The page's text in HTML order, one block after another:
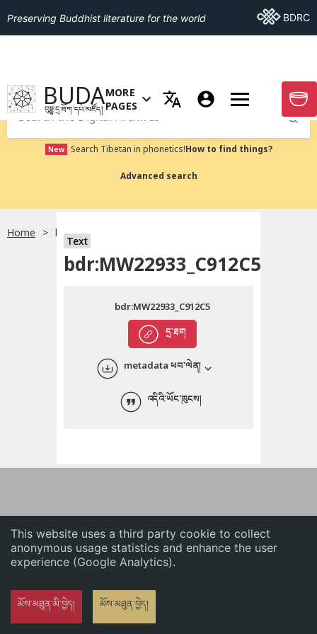
This website uses a third party cookie to collect
anonymous usage statistics and enhance the user
experience (Google Analytics).
མོས་མཐུན་མི་བྱེད། མོས་མཐུན་བྱེད།
English
ភាសាខ្មែរ
Preserving Buddhist literature for the world Go ToBDRC
GO TO HOMEPAGE
BUDA
བུདྡྷ་དྲ་ཐོག་དཔེ་མཛོད།
OPEN MENU OF MORE PAGES
MORE
PAGES
GO
Submit
New Search Tibetan in phonetics!How to find things?
Advanced search
Home bdr:MW22933_C912C5
Text
bdr:MW22933_C912C5
དྲ་ཐག
bdr:MW22933_C912C5
metadata ཕབ་ལེན།
འདིའི་ཡོང་ཁུངས།